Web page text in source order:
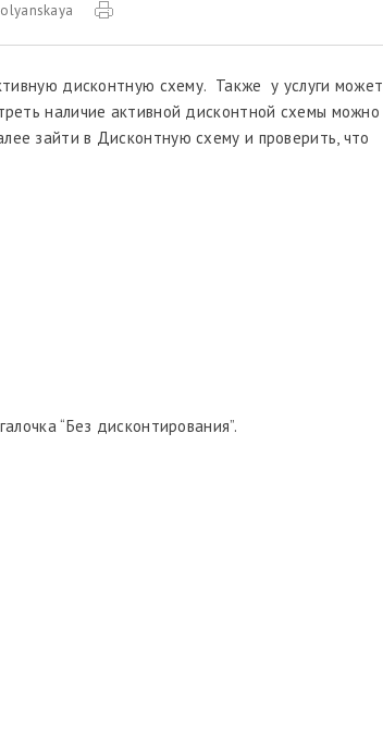
дисконтную схему. Также у услуги может
наличие активной дисконтной схемы можно
зайти в Дисконтную схему и проверить, что
“Без дисконтирования”.